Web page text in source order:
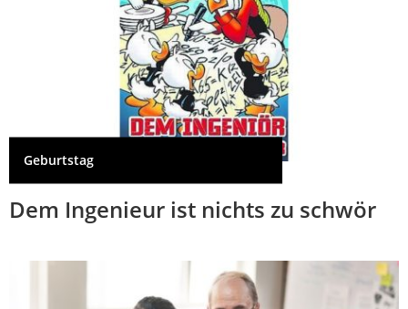
Geburtstag
Dem Ingenieur ist nichts zu schwör